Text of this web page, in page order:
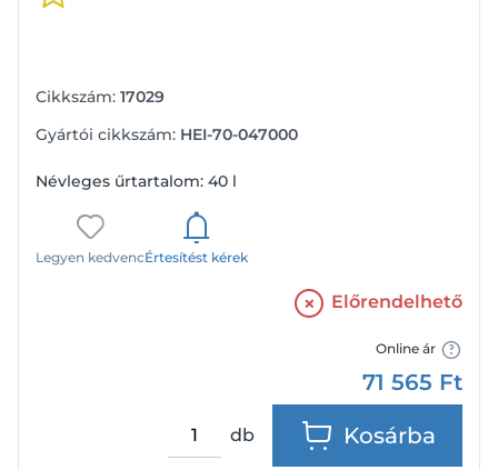
Cikkszám: 17029
Gyártói cikkszám: HEI-70-047000
Névleges űrtartalom: 40 l
Legyen kedvencÉrtesítést kérek
Előrendelhető
Online ár
71 565 Ft
db Kosárba